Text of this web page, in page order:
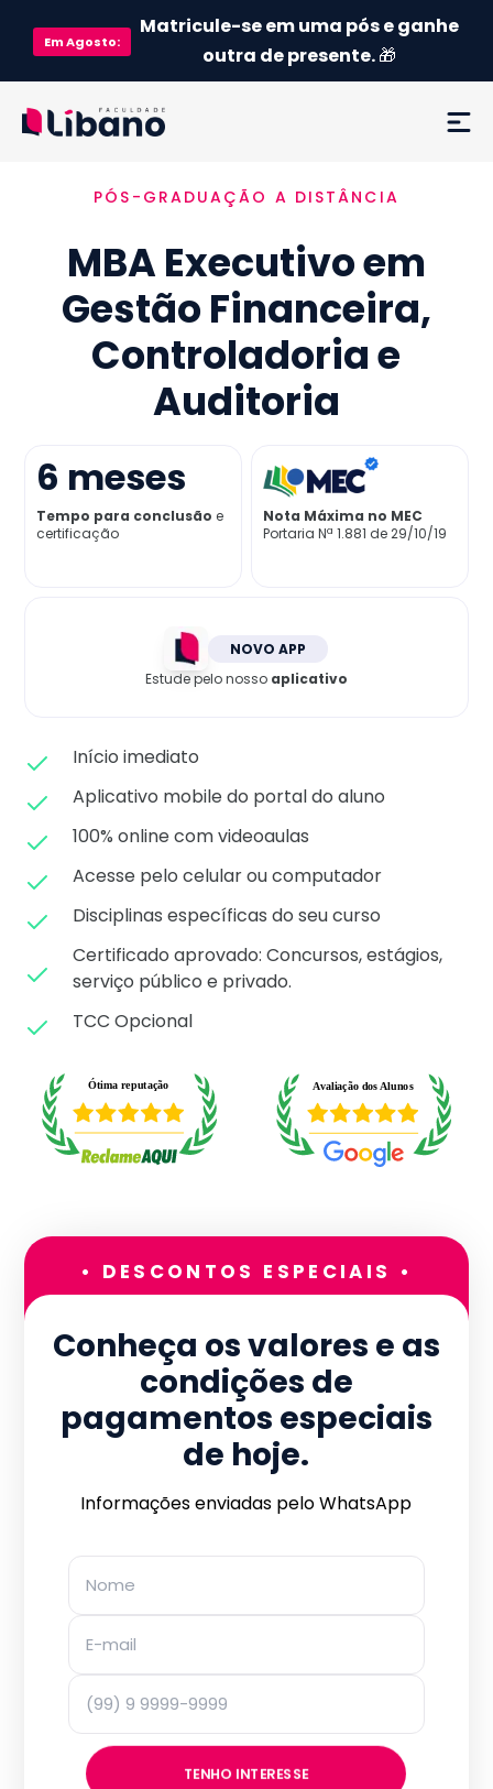
EmAgosto:
Matricule-se em uma pós e ganhe
outra de presente.🎁
Ementa
Como funciona
Credenciamento MEC
Matricule-se
PÓS-GRADUAÇÃO A DISTÂNCIA
MBA Executivo em
Gestão Financeira,
Controladoria e
Auditoria
6 meses
Tempo para conclusão e
certificação
Nota Máxima no MEC
Portaria Nª 1.881 de 29/10/19
NOVO APP
Estude pelo nosso aplicativo
Início imediato
Aplicativo mobile do portal do aluno
100% online com videoaulas
Acesse pelo celular ou computador
Disciplinas específicas do seu curso
Certificado aprovado: Concursos, estágios,
serviço público e privado.
TCC Opcional
• DESCONTOS ESPECIAIS •
Conheça os valores e as
condições de
pagamentos especiais
de hoje.
Informações enviadas pelo WhatsApp
TENHO INTERESSE